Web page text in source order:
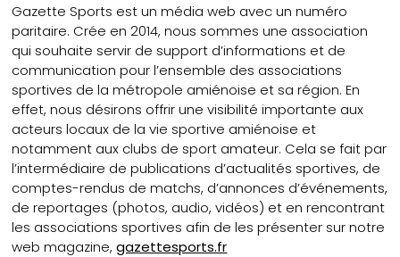
Gazette Sports est un média web avec un numéro
paritaire. Crée en 2014, nous sommes une association
qui souhaite servir de support d’informations et de
communication pour l’ensemble des associations
sportives de la métropole amiénoise et sa région. En
effet, nous désirons offrir une visibilité importante aux
acteurs locaux de la vie sportive amiénoise et
notamment aux clubs de sport amateur. Cela se fait par
l’intermédiaire de publications d’actualités sportives, de
comptes-rendus de matchs, d’annonces d’événements,
de reportages (photos, audio, vidéos) et en rencontrant
les associations sportives afin de les présenter sur notre
web magazine,gazettesports.fr